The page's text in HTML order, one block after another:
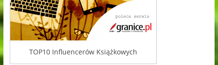
TOP10 Influencerów Książkowych